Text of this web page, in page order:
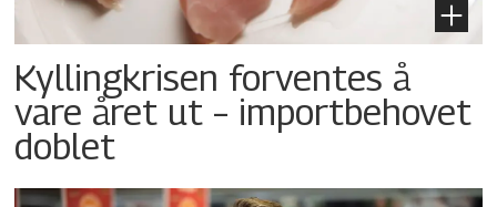
Kyllingkrisen forventes å
vare året ut – importbehovet
doblet